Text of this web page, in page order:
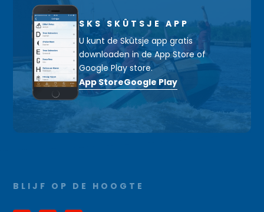
SKS SKÛTSJE APP
U kunt de Skûtsje app gratis
downloaden in de App Store of
Google Play store.
App StoreGoogle Play
BLIJF OP DE HOOGTE